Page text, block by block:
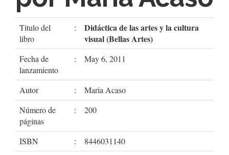
Titulo del
libro
:
Didáctica de las artes y la cultura
visual (Bellas Artes)
Fecha de
lanzamiento
: May 6, 2011
Autor :
Maria Acaso
Número de
páginas
: 200
ISBN :
8446031140